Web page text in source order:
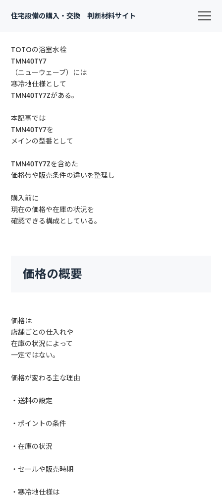
住宅設備の購入・交換 判断材料サイト
TOTOの浴室水栓
TMN40TY7
（ニューウェーブ）には
寒冷地仕様として
TMN40TY7Zがある。
本記事では
TMN40TY7を
メインの型番として
TMN40TY7Zを含めた
価格帯や販売条件の違いを整理し
購入前に
現在の価格や在庫の状況を
確認できる構成としている。
価格の概要
価格は
店舗ごとの仕入れや
在庫の状況によって
一定ではない。
価格が変わる主な理由
・送料の設定
・ポイントの条件
・在庫の状況
・セールや販売時期
・寒冷地仕様は